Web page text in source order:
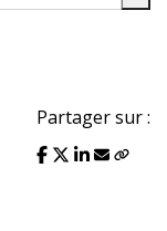
Partager sur :